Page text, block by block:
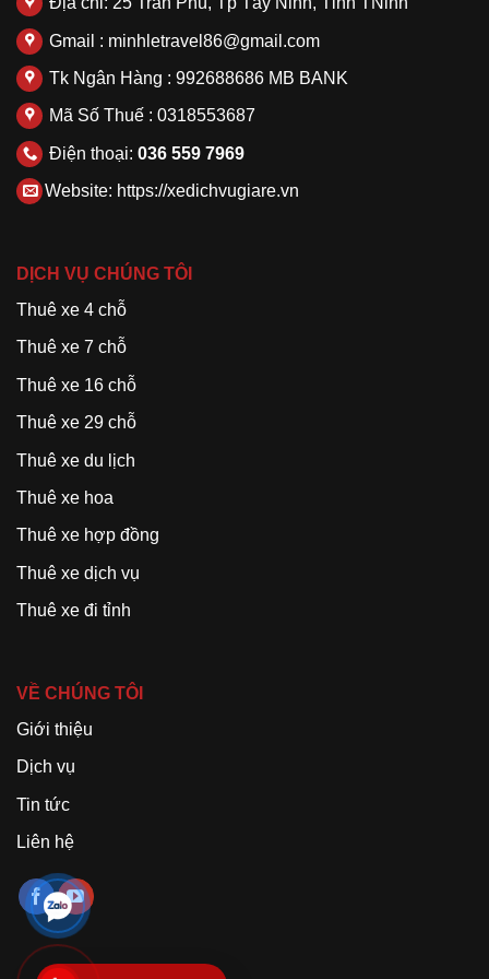
Gmail : minhletravel86@gmail.com
Tk Ngân Hàng : 992688686 MB BANK
Mã Số Thuế : 0318553687
Điện thoại: 036 559 7969
Website: https://xedichvugiare.vn
DỊCH VỤ CHÚNG TÔI
Thuê xe 4 chỗ
Thuê xe 7 chỗ
Thuê xe 16 chỗ
Thuê xe 29 chỗ
Thuê xe du lịch
Thuê xe hoa
Thuê xe hợp đồng
Thuê xe dịch vụ
Thuê xe đi tỉnh
VỀ CHÚNG TÔI
Giới thiệu
Dịch vụ
Tin tức
Liên hệ